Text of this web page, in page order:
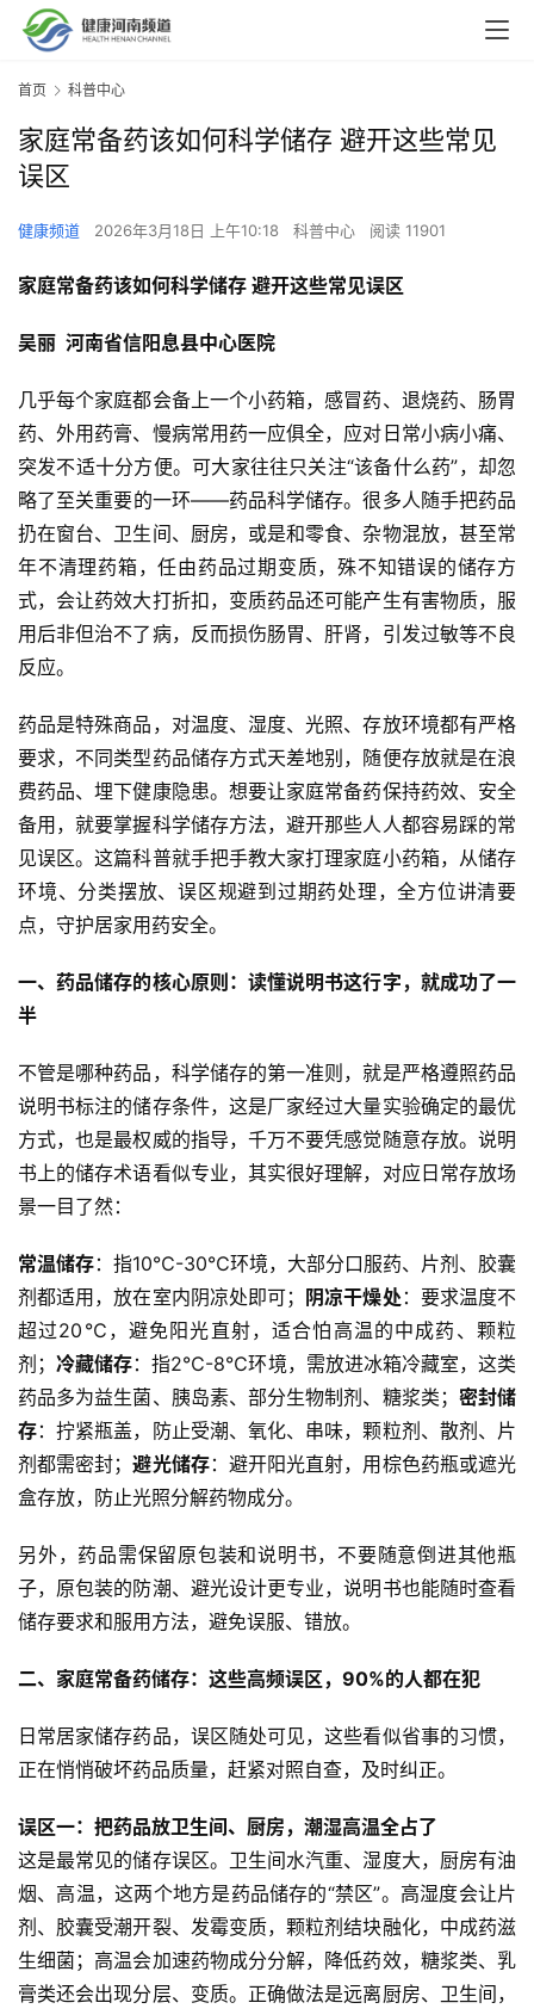
首页 科普中心
家庭常备药该如何科学储存 避开这些常见
误区
健康频道 2026年3月18日 上午10:18 科普中心 阅读 11901
家庭常备药该如何科学储存 避开这些常见误区
吴丽  河南省信阳息县中心医院
几乎每个家庭都会备上一个小药箱，感冒药、退烧药、肠胃
药、外用药膏、慢病常用药一应俱全，应对日常小病小痛、
突发不适十分方便。可大家往往只关注“该备什么药”，却忽
略了至关重要的一环——药品科学储存。很多人随手把药品
扔在窗台、卫生间、厨房，或是和零食、杂物混放，甚至常
年不清理药箱，任由药品过期变质，殊不知错误的储存方
式，会让药效大打折扣，变质药品还可能产生有害物质，服
用后非但治不了病，反而损伤肠胃、肝肾，引发过敏等不良
反应。
药品是特殊商品，对温度、湿度、光照、存放环境都有严格
要求，不同类型药品储存方式天差地别，随便存放就是在浪
费药品、埋下健康隐患。想要让家庭常备药保持药效、安全
备用，就要掌握科学储存方法，避开那些人人都容易踩的常
见误区。这篇科普就手把手教大家打理家庭小药箱，从储存
环境、分类摆放、误区规避到过期药处理，全方位讲清要
点，守护居家用药安全。
一、药品储存的核心原则：读懂说明书这行字，就成功了一
半
不管是哪种药品，科学储存的第一准则，就是严格遵照药品
说明书标注的储存条件，这是厂家经过大量实验确定的最优
方式，也是最权威的指导，千万不要凭感觉随意存放。说明
书上的储存术语看似专业，其实很好理解，对应日常存放场
景一目了然：
常温储存：指10℃-30℃环境，大部分口服药、片剂、胶囊
剂都适用，放在室内阴凉处即可；
阴凉干燥处 ：要求温度不
超过20℃，避免阳光直射，适合怕高温的中成药、颗粒
剂；冷藏储存：指2℃-8℃环境，需放进冰箱冷藏室，这类
药品多为益生菌、胰岛素、部分生物制剂、糖浆类； 密封储
存：拧紧瓶盖，防止受潮、氧化、串味，颗粒剂、散剂、片
剂都需密封；避光储存：避开阳光直射，用棕色药瓶或遮光
盒存放，防止光照分解药物成分。
另外，药品需保留原包装和说明书，不要随意倒进其他瓶
子，原包装的防潮、避光设计更专业，说明书也能随时查看
储存要求和服用方法，避免误服、错放。
二、家庭常备药储存：这些高频误区，90%的人都在犯
日常居家储存药品，误区随处可见，这些看似省事的习惯，
正在悄悄破坏药品质量，赶紧对照自查，及时纠正。
误区一：把药品放卫生间、厨房，潮湿高温全占了
这是最常见的储存误区。卫生间水汽重、湿度大，厨房有油
烟、高温，这两个地方是药品储存的“禁区”。高湿度会让片
剂、胶囊受潮开裂、发霉变质，颗粒剂结块融化，中成药滋
生细菌；高温会加速药物成分分解，降低药效，糖浆类、乳
膏类还会出现分层、变质。正确做法是远离厨房、卫生间，